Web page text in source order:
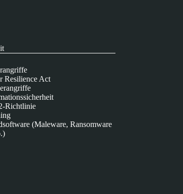
Resilience Act
Richtlinie
(Maleware, Ransomware